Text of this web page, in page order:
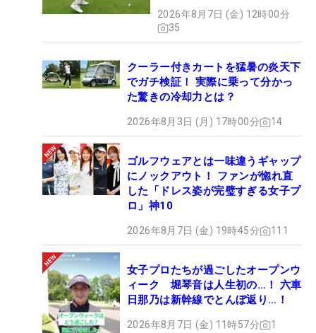
2026年8月7日 (金) 12時00分
35
クーラー付きカートを猛暑の炎天下
でガチ検証！ 実際に乗って分かっ
た驚きの冷却力とは？
2026年8月3日 (月) 17時00分 14
ゴルフウェアとは一味違うギャップ
にノックアウト！ ファンが惚れ直
した「ドレス姿が完璧すぎる女子プ
ロ」神10
2026年8月7日 (金) 19時45分 111
女子プロたちが過ごしたオープンウ
ィーク 堀琴音は人生初の…！ 六車
日那乃は新幹線でとんぼ返り…！
2026年8月7日 (金) 11時57分 1